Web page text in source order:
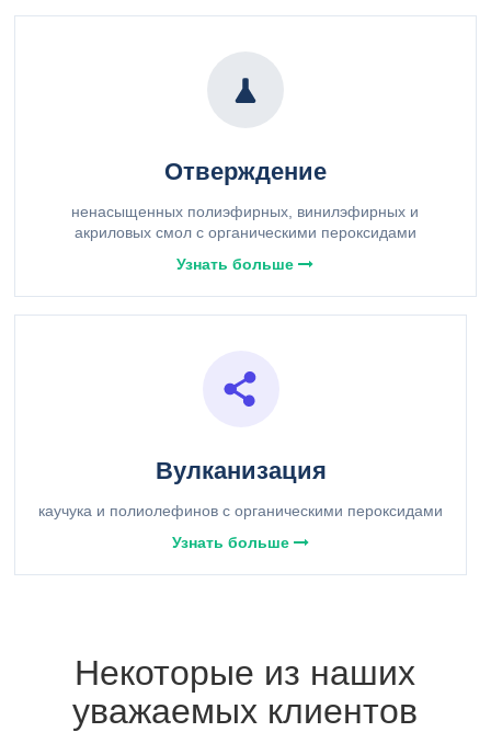
Отверждение
ненасыщенных полиэфирных, винилэфирных и
акриловых смол с органическими пероксидами
Узнать больше
Вулканизация
каучука и полиолефинов с органическими пероксидами
Узнать больше
Некоторые из наших
уважаемых клиентов